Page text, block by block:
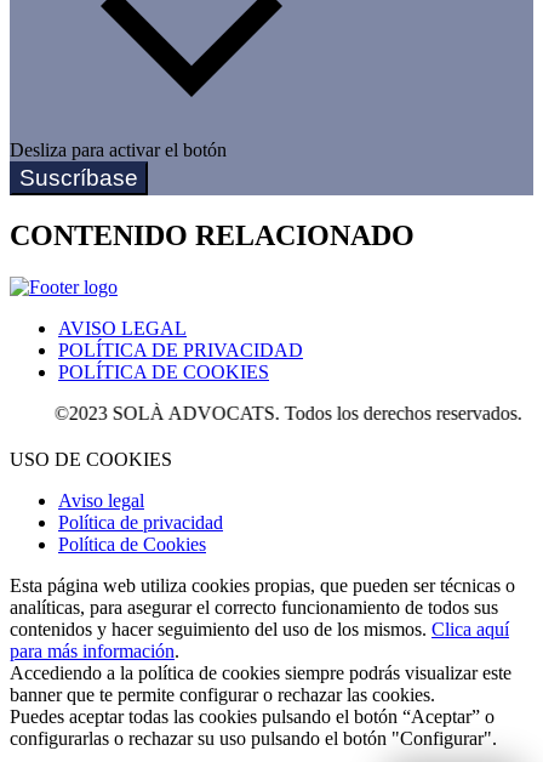
Desliza para activar el botón
Suscríbase
CONTENIDO RELACIONADO
AVISO LEGAL
POLÍTICA DE PRIVACIDAD
POLÍTICA DE COOKIES
©2023 SOLÀ ADVOCATS. Todos los derechos reservados.
USO DE COOKIES
Aviso legal
Política de privacidad
Política de Cookies
Esta página web utiliza cookies propias, que pueden ser técnicas o
analíticas, para asegurar el correcto funcionamiento de todos sus
contenidos y hacer seguimiento del uso de los mismos. Clica aquí
para más información.
Accediendo a la política de cookies siempre podrás visualizar este
banner que te permite configurar o rechazar las cookies.
Puedes aceptar todas las cookies pulsando el botón “Aceptar” o
configurarlas o rechazar su uso pulsando el botón "Configurar".